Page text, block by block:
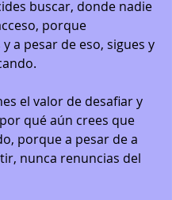
buscar, donde nadie
porque
a pesar de eso, sigues y
el valor de desafiar y
qué aún crees que
porque a pesar de a
nunca renuncias del